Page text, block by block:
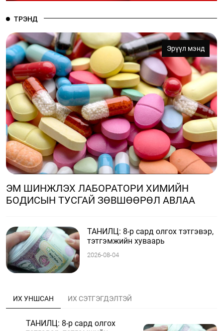
ТРЭНД
Эрүүл мэнд
ЭМ ШИНЖЛЭХ ЛАБОРАТОРИ ХИМИЙН
БОДИСЫН ТУСГАЙ ЗӨВШӨӨРӨЛ АВЛАА
ТАНИЛЦ: 8-р сард олгох тэтгэвэр,
тэтгэмжийн хуваарь
2026-08-04
ИХ УНШСАН ИХ СЭТГЭГДЭЛТЭЙ
ТАНИЛЦ: 8-р сард олгох